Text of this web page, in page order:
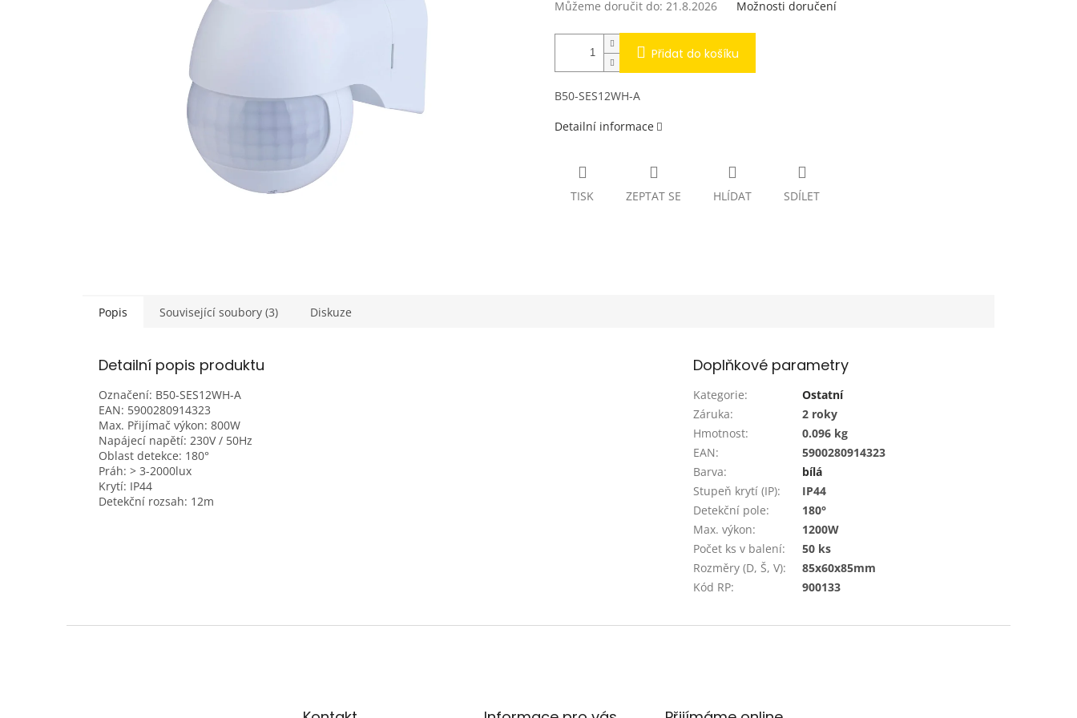
Můžeme doručit do: 21.8.2026 Možnosti doručení
Přidat do košíku
B50-SES12WH-A
Detailní informace
TISK ZEPTAT SE HLÍDAT SDÍLET
Popis Související soubory (3) Diskuze
Detailní popis produktu
Označení: B50-SES12WH-A
EAN: 5900280914323
Max. Přijímač výkon: 800W
Napájecí napětí: 230V / 50Hz
Oblast detekce: 180°
Práh: > 3-2000lux
Krytí: IP44
Detekční rozsah: 12m
Doplňkové parametry
Kategorie:
Ostatní
Záruka:
2 roky
Hmotnost:
0.096 kg
EAN:
5900280914323
Barva:
bílá
Stupeň krytí (IP):
IP44
Detekční pole:
180°
Max. výkon:
1200W
Počet ks v balení:
50 ks
Rozměry (D, Š, V):
85x60x85mm
Kód RP: 900133